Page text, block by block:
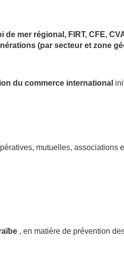
mer régional, FIRT, CFE,
(par secteur et zone
du commerce international
mutuelles, associations
, en matière de prévention